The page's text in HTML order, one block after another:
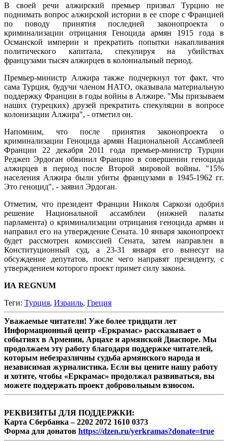
В своей речи алжирский премьер призвал Турцию не
поднимать вопрос алжирской истории в ее споре с Францией
по поводу принятия последней законопроекта о
криминализации отрицания Геноцида армян 1915 года в
Османской империи и прекратить попытки накапливания
политического капитала, спекулируя на убийствах
французами тысяч алжирцев в колониальный период.
Премьер-министр Алжира также подчеркнул тот факт, что
сама Турция, будучи членом НАТО, оказывала материальную
поддержку Франции в годы войны в Алжире. "Мы призываем
наших (турецких) друзей прекратить спекуляции в вопросе
колонизации Алжира", - отметил он.
Напомним, что после принятия законопроекта о
криминализации Геноцида армян Национальной Ассамблеей
Франции 22 декабря 2011 года премьер-министр Турции
Реджеп Эрдоган обвинил Францию в совершении геноцида
алжирцев в период после Второй мировой войны. "15%
населения Алжира были убиты французами в 1945-1962 гг.
Это геноцид", - заявил Эрдоган.
Отметим, что президент Франции Николя Саркози одобрил
решение Национальной ассамблеи (нижней палаты
парламента) о криминализации отрицания геноцида армян и
направил его на утверждение Сената. 10 января законопроект
будет рассмотрен комиссией Сената, затем направлен в
Конституционный суд, а 23-31 января его вынесут на
обсуждение депутатов, после чего направят президенту, с
утверждением которого проект примет силу закона.
ИА REGNUM
Теги: Турция, Израиль, Греция
Уважаемые читатели! Уже более тридцати лет
Информационный центр «Еркрамас» рассказывает о
событиях в Армении, Арцахе и армянской Диаспоре. Мы
продолжаем эту работу благодаря поддержке читателей,
которым небезразличны судьба армянского народа и
независимая журналистика. Если вы цените нашу работу
и хотите, чтобы «Еркрамас» продолжал развиваться, вы
можете поддержать проект добровольным взносом.
РЕКВИЗИТЫ ДЛЯ ПОДДЕРЖКИ:
Карта Сбербанка – 2202 2072 1610 0373
Форма для донатов https://dzen.ru/yerkramas?donate=true